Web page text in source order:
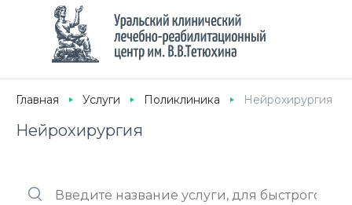
Главная Услуги Поликлиника Нейрохирургия
Нейрохирургия